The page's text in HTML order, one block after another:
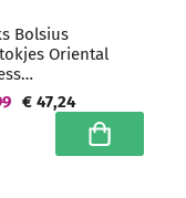
Bolsius
Oriental
80 ml -
€ 47,24
In